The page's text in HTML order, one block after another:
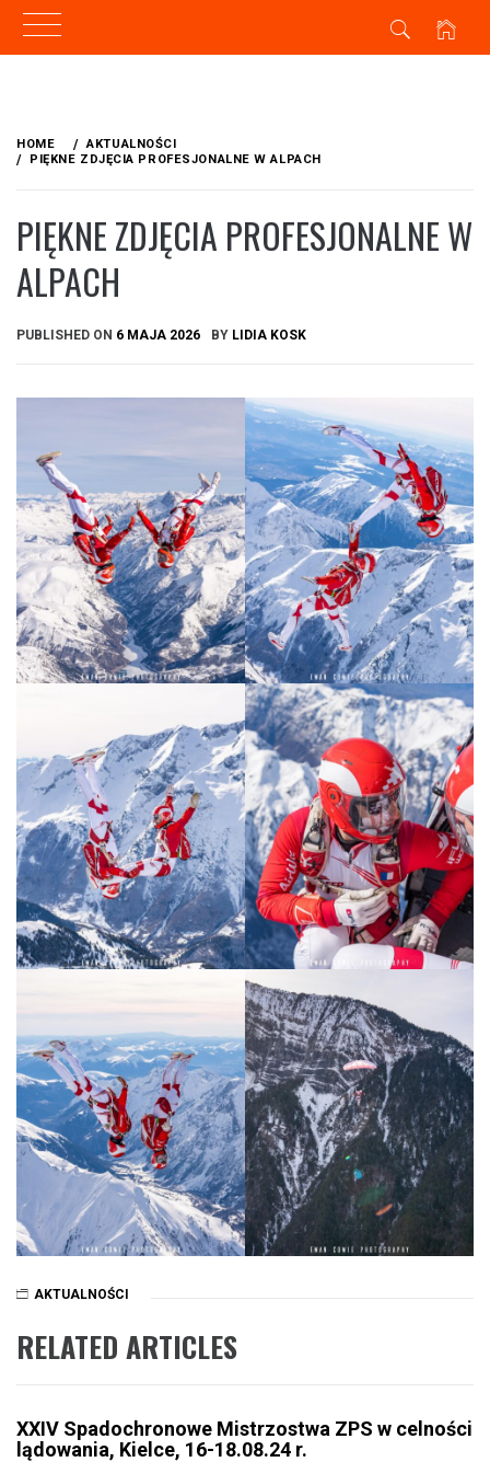
content
HOME
AKTUALNOŚCI
PIĘKNE ZDJĘCIA PROFESJONALNE W ALPACH
PIĘKNE ZDJĘCIA PROFESJONALNE W
ALPACH
PUBLISHED ON 6 MAJA 2026 BY LIDIA KOSK
AKTUALNOŚCI
RELATED ARTICLES
XXIV Spadochronowe Mistrzostwa ZPS w celności
lądowania, Kielce, 16-18.08.24 r.